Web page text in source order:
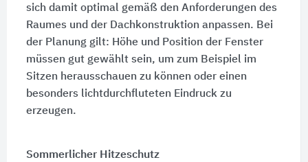
sich damit optimal gemäß den Anforderungen des
Raumes und der Dachkonstruktion anpassen. Bei
der Planung gilt: Höhe und Position der Fenster
müssen gut gewählt sein, um zum Beispiel im
Sitzen herausschauen zu können oder einen
besonders licht­durch­fluteten Eindruck zu
erzeugen.
Sommerlicher Hitzeschutz